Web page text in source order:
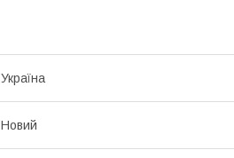
Україна
Новий